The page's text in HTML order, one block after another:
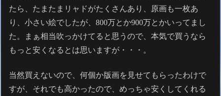
たら、たまたまリャドがたくさんあり、原画も一枚あ
り、小さい絵でしたが、800万とか900万とかいってまし
た。まぁ相当吹っかけてると思うので、本気で買うなら
もっと安くなるとは思いますが・・・。
当然買えないので、何個か版画を見せてもらったわけで
すが、それでも高かったので、めっちゃ安くしてくれる